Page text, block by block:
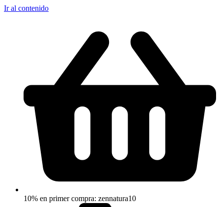
Ir al contenido
10% en primer compra: zennatura10